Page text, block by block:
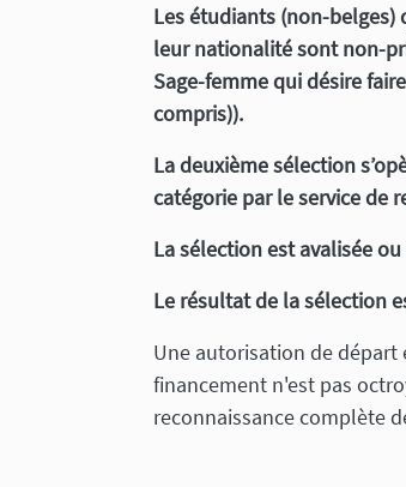
Les étudiants (non-belges)
leur nationalité sont non-
Sage-femme qui désire
compris)).
La deuxième sélection
catégorie par le service de
La sélection est avalisée
Le résultat de la sélection
Une autorisation de
financement n'est pas
reconnaissance complète